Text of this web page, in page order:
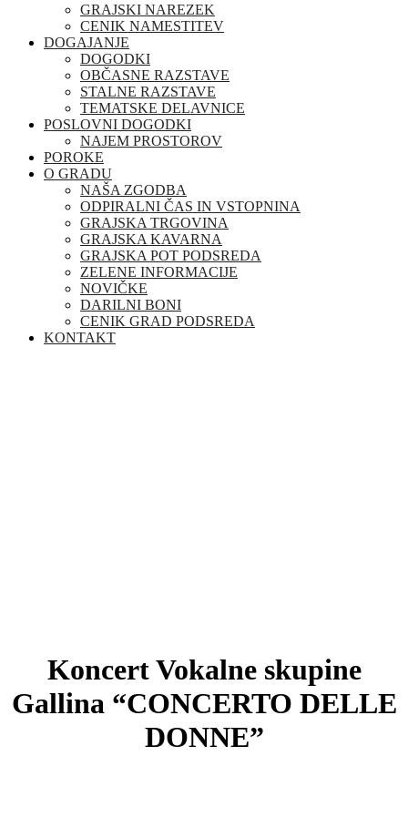
GRAJSKI NAREZEK
CENIK NAMESTITEV
DOGAJANJE
DOGODKI
OBČASNE RAZSTAVE
STALNE RAZSTAVE
TEMATSKE DELAVNICE
POSLOVNI DOGODKI
NAJEM PROSTOROV
POROKE
O GRADU
NAŠA ZGODBA
ODPIRALNI ČAS IN VSTOPNINA
GRAJSKA TRGOVINA
GRAJSKA KAVARNA
GRAJSKA POT PODSREDA
ZELENE INFORMACIJE
NOVIČKE
DARILNI BONI
CENIK GRAD PODSREDA
KONTAKT
Koncert Vokalne skupine
Gallina “CONCERTO DELLE
DONNE”